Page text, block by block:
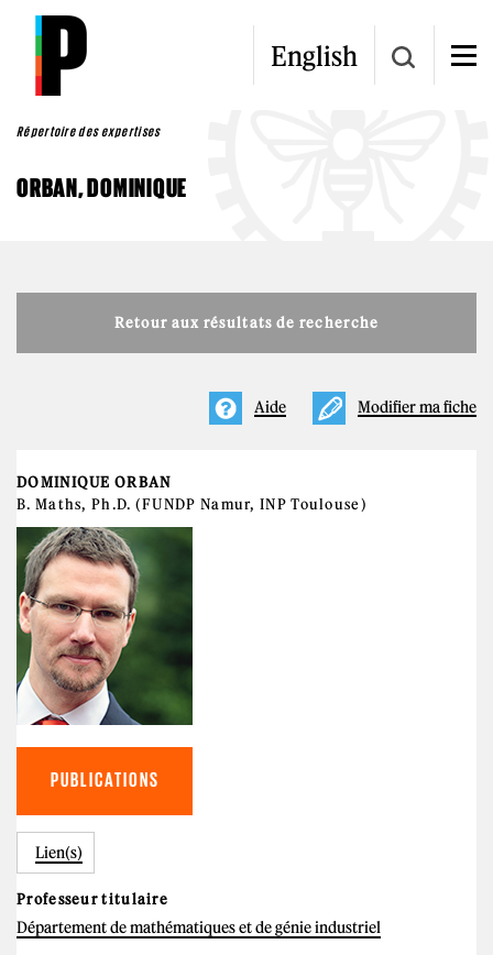
Aller au contenu principal
English
Répertoire des expertises
ORBAN, DOMINIQUE
Retour aux résultats de recherche
Modifier ma fiche
Aide
DOMINIQUE ORBAN
B. Maths, Ph.D. (FUNDP Namur, INP Toulouse)
PUBLICATIONS
Lien(s)
Professeur titulaire
Département de mathématiques et de génie industriel